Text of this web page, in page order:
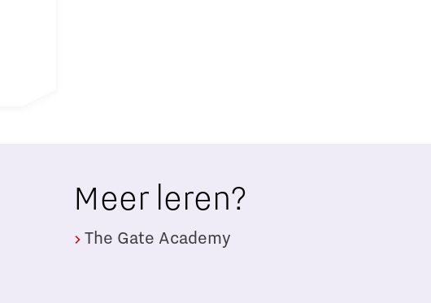
Meer leren?
The Gate Academy